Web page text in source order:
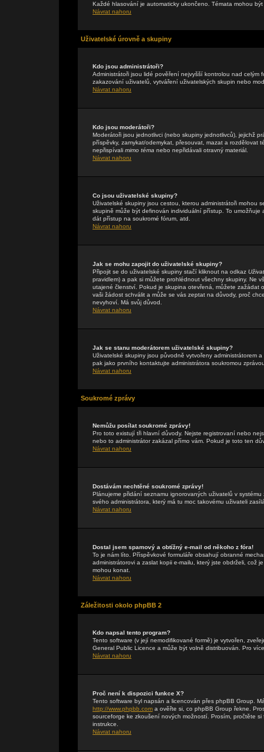
Každé hlasování je automaticky ukončeno. Témata mohou
Návrat nahoru
Uživatelské úrovně a skupiny
Kdo jsou administrátoři?
Administrátoři jsou lidé pověření nejvyšší kontrolou nad
zakazování uživatelů, vytváření uživatelských skupin nebo
Návrat nahoru
Kdo jsou moderátoři?
Moderátoři jsou jednotlivci (nebo skupiny jednotlivců), jejichž
příspěvky, zamykat/odemykat, přesouvat, mazat a rozdělovat
nepřispívali mimo téma nebo nepřidávali otravný materiál.
Návrat nahoru
Co jsou uživatelské skupiny?
Uživatelské skupiny jsou cestou, kterou administrátoři mohou
skupině může být definován individuální přístup. To
dát přístup na soukromé fórum, atd.
Návrat nahoru
Jak se mohu zapojit do uživatelské skupiny?
Připojit se do uživatelské skupiny stačí kliknout na odkaz
pravidlem) a pak si můžete prohlédnout všechny skupiny. Ne
utajené členství. Pokud je skupina otevřená, můžete zažádat
vaši žádost schválit a může se vás zeptat na důvody, proč
nevyhoví. Má svůj důvod.
Návrat nahoru
Jak se stanu moderátorem uživatelské skupiny?
Uživatelské skupiny jsou původně vytvořeny administrátorem
pak jako prvního kontaktujte administrátora soukromou
Návrat nahoru
Soukromé zprávy
Nemůžu posílat soukromé zprávy!
Pro toto existují tři hlavní důvody. Nejste registrovaní nebo
nebo to administrátor zakázal přímo vám. Pokud je toto ten
Návrat nahoru
Dostávám nechtěné soukromé zprávy!
Plánujeme přidání seznamu ignorovaných uživatelů v
svého administrátora, který má tu moc takovému uživateli
Návrat nahoru
Dostal jsem spamový a obtížný e-mail od někoho z fóra!
To je nám líto. Příspěvkové formuláře obsahují obranné
administrátorovi a zaslat kopii e-mailu, který jste obdrželi, což
mohou konat.
Návrat nahoru
Záležitosti okolo phpBB 2
Kdo napsal tento program?
Tento software (v její nemodifikované formě) je vytvořen,
General Public Licence a může být volně distribuován. Pro
Návrat nahoru
Proč není k dispozici funkce X?
Tento software byl napsán a licencován přes phpBB Group.
http://www.phpbb.com a ověřte si, co phpBB Group řekne.
sourceforge ke zkoušení nových možností. Prosím, pročtěte
instrukce.
Návrat nahoru